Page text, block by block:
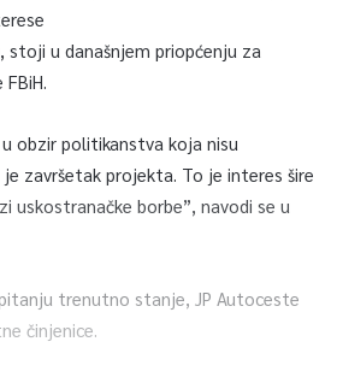
stoji u današnjem priopćenju za
obzir politikanstva koja nisu
završetak projekta. To je interes šire
uskostranačke borbe”, navodi se u
trenutno stanje, JP Autoceste
činjenice.